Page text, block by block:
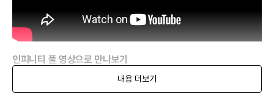
인피니티 풀 영상으로 만나보기
내용 더보기